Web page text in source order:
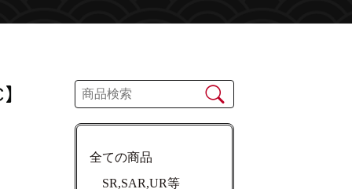
全ての商品
SR,SAR,UR等